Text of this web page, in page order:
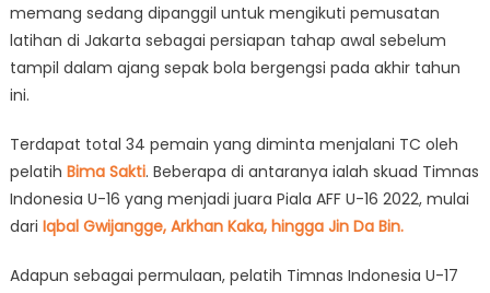
memang sedang dipanggil untuk mengikuti pemusatan
latihan di Jakarta sebagai persiapan tahap awal sebelum
tampil dalam ajang sepak bola bergengsi pada akhir tahun
ini.
Terdapat total 34 pemain yang diminta menjalani TC oleh
pelatih Bima Sakti. Beberapa di antaranya ialah skuad Timnas
Indonesia U-16 yang menjadi juara Piala AFF U-16 2022, mulai
dari Iqbal Gwijangge, Arkhan Kaka, hingga Jin Da Bin.
Adapun sebagai permulaan, pelatih Timnas Indonesia U-17